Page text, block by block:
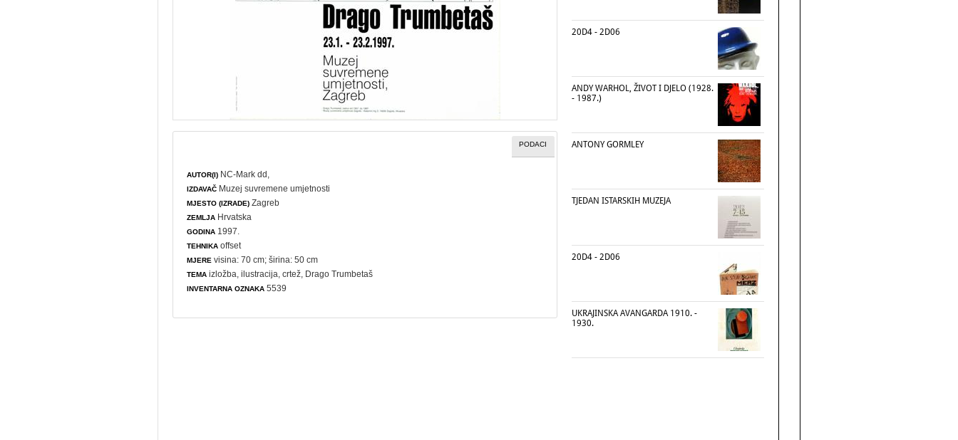
PODACI
AUTOR(I) NC-Mark dd,
IZDAVAČ Muzej suvremene umjetnosti
MJESTO (IZRADE) Zagreb
ZEMLJA Hrvatska
GODINA 1997.
TEHNIKA offset
MJERE visina: 70 cm; širina: 50 cm
TEMA izložba ,ilustracija ,crtež , Drago Trumbetaš
INVENTARNA OZNAKA 5539
20D4 - 2D06
ANDY WARHOL, ŽIVOT I DJELO (1928.
- 1987.)
ANTONY GORMLEY
TJEDAN ISTARSKIH MUZEJA
20D4 - 2D06
UKRAJINSKA AVANGARDA 1910. -
1930.